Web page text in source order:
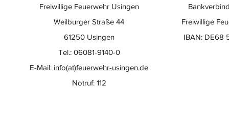
Freiwillige
IBAN: DE68
Freiwillige Feuerwehr Usingen
Weilburger Straße 44
61250 Usingen
Tel.: 06081-9140-0
E-Mail: info(at)feuerwehr-usingen.de
Notruf: 112